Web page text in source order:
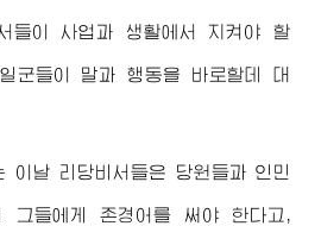
들이 사업과 생활에서 지켜야 할
군들이 말과 행동을 바로할데 대
이날 리당비서들은 당원들과 인민
그들에게 존경어를 써야 한다고,